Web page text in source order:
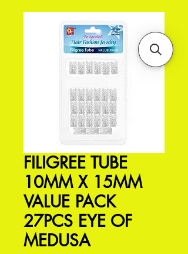
FILIGREE TUBE
10MM X 15MM
VALUE PACK
27PCS EYE OF
MEDUSA